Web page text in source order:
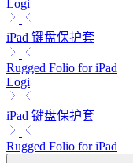
Logi
iPad 键盘保护套
Rugged Folio for iPad
Logi
iPad 键盘保护套
Rugged Folio for iPad